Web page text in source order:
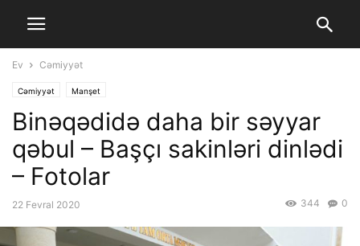
Ev Cəmiyyət
Cəmiyyət Manşet
Binəqədidə daha bir səyyar
qəbul – Başçı sakinləri dinlədi
– Fotolar
22 Fevral 2020 0
344